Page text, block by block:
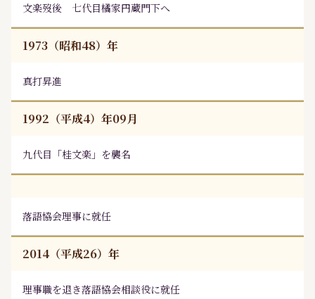
文楽歿後 七代目橘家円蔵門下へ
1973（昭和48）年
真打昇進
1992（平成4）年09月
九代目「桂文楽」を襲名
落語協会理事に就任
2014（平成26）年
理事職を退き落語協会相談役に就任